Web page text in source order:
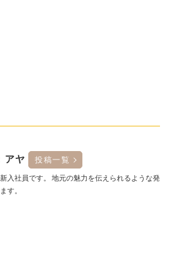
ヤ 投稿一覧
入社員です。 地元の魅力を伝えられるような発
す。